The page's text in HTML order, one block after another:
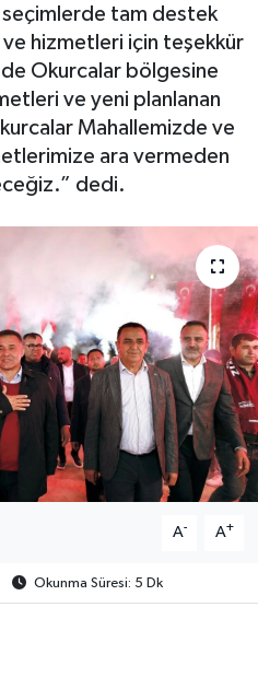
seçimlerde tam destek
hizmetleri için teşekkür
Okurcalar bölgesine
ve yeni planlanan
Mahallemizde ve
ara vermeden
dedi.
A- A+
Okunma Süresi: 5 Dk